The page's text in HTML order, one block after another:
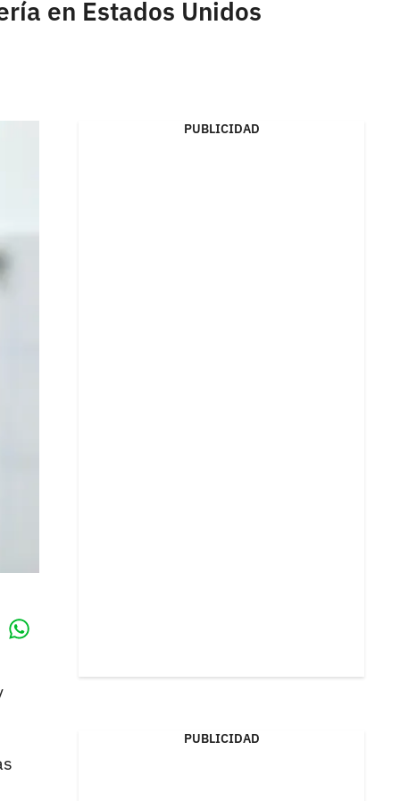
en Estados Unidos
PUBLICIDAD
PUBLICIDAD